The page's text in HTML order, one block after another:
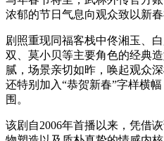
浓郁的节日气息向观众致以新春
剧照重现同福客栈中佟湘玉、
双、莫小贝等主要角色的经典
腻，场景亲切如昨，唤起观众
还特别加入“恭贺新春”字样横
围。
该剧自2006年首播以来，凭借